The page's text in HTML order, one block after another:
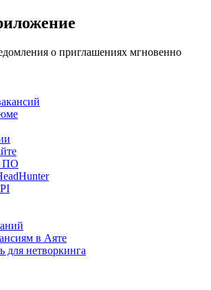
о приглашениях мгновенно
ПО
в Аяте
для нетворкинга